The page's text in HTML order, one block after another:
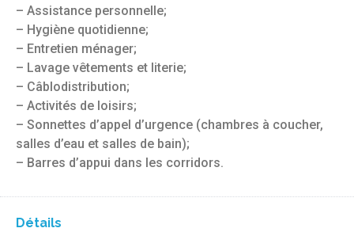
– Assistance personnelle;
– Hygiène quotidienne;
– Entretien ménager;
– Lavage vêtements et literie;
– Câblodistribution;
– Activités de loisirs;
– Sonnettes d’appel d’urgence (chambres à coucher,
salles d’eau et salles de bain);
– Barres d’appui dans les corridors.
Détails